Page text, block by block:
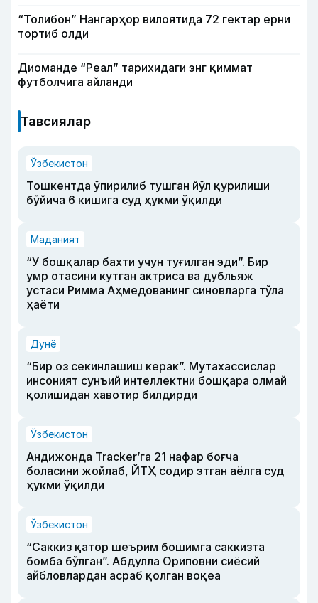
“Толибон” Нангарҳор вилоятида 72 гектар ерни
тортиб олди
Диоманде “Реал” тарихидаги энг қиммат
футболчига айланди
Тавсиялар
Ўзбекистон
Тошкентда ўпирилиб тушган йўл қурилиши
бўйича 6 кишига суд ҳукми ўқилди
Маданият
“У бошқалар бахти учун туғилган эди”. Бир
умр отасини кутган актриса ва дубльяж
устаси Римма Аҳмедованинг синовларга тўла
ҳаёти
Дунё
“Бир оз секинлашиш керак”. Мутахассислар
инсоният сунъий интеллектни бошқара олмай
қолишидан хавотир билдирди
Ўзбекистон
Андижонда Tracker’га 21 нафар боғча
боласини жойлаб, ЙТҲ содир этган аёлга суд
ҳукми ўқилди
Ўзбекистон
“Саккиз қатор шеърим бошимга саккизта
бомба бўлган”. Абдулла Ориповни сиёсий
айбловлардан асраб қолган воқеа